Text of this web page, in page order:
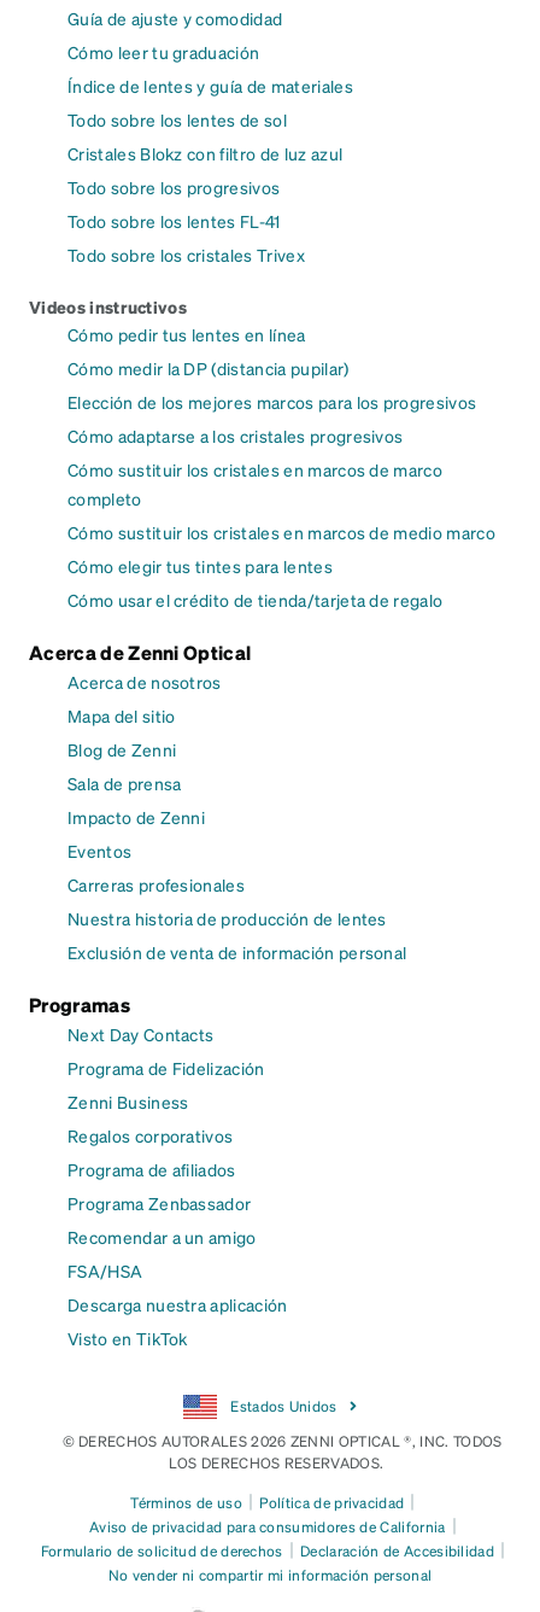
Guía de ajuste y comodidad
Cómo leer tu graduación
Índice de lentes y guía de materiales
Todo sobre los lentes de sol
Cristales Blokz con filtro de luz azul
Todo sobre los progresivos
Todo sobre los lentes FL-41
Todo sobre los cristales Trivex
Videos instructivos
Cómo pedir tus lentes en línea
Cómo medir la DP (distancia pupilar)
Elección de los mejores marcos para los progresivos
Cómo adaptarse a los cristales progresivos
Cómo sustituir los cristales en marcos de marco
completo
Cómo sustituir los cristales en marcos de medio marco
Cómo elegir tus tintes para lentes
Cómo usar el crédito de tienda/tarjeta de regalo
Acerca de Zenni Optical
Acerca de nosotros
Mapa del sitio
Blog de Zenni
Sala de prensa
Impacto de Zenni
Eventos
Carreras profesionales
Nuestra historia de producción de lentes
Exclusión de venta de información personal
Programas
Next Day Contacts
Programa de Fidelización
Zenni Business
Regalos corporativos
Programa de afiliados
Programa Zenbassador
Recomendar a un amigo
FSA/HSA
Descarga nuestra aplicación
Visto en TikTok
Estados Unidos
© DERECHOS AUTORALES 2026 ZENNI OPTICAL ®, INC. TODOS
LOS DERECHOS RESERVADOS.
Términos de uso | Política de privacidad |
Aviso de privacidad para consumidores de California |
Formulario de solicitud de derechos | Declaración de Accesibilidad |
No vender ni compartir mi información personal